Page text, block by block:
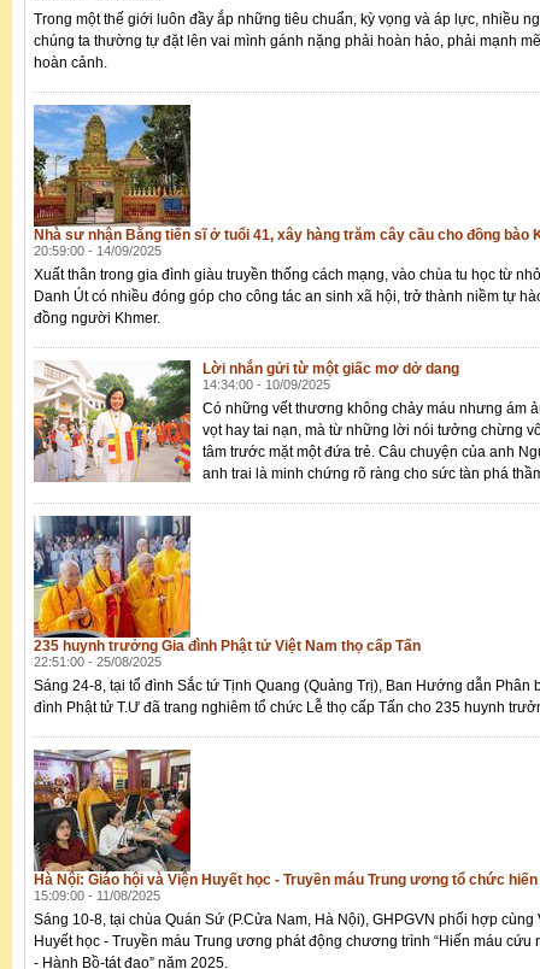
Trong một thế giới luôn đầy ắp những tiêu chuẩn, kỳ vọng và áp lực, nhiều
chúng ta thường tự đặt lên vai mình gánh nặng phải hoàn hảo, phải mạnh
hoàn cảnh.
Nhà sư nhận Bằng tiến sĩ ở tuổi 41, xây hàng trăm cây cầu cho đồng bào
20:59:00 - 14/09/2025
Xuất thân trong gia đình giàu truyền thống cách mạng, vào chùa tu học từ
Danh Út có nhiều đóng góp cho công tác an sinh xã hội, trở thành niềm tự
đồng người Khmer.
Lời nhắn gửi từ một giấc mơ dở dang
14:34:00 - 10/09/2025
Có những vết thương không chảy máu nhưng ám
vọt hay tai nạn, mà từ những lời nói tưởng chừng
tâm trước mặt một đứa trẻ. Câu chuyện của anh
anh trai là minh chứng rõ ràng cho sức tàn phá
235 huynh trưởng Gia đình Phật tử Việt Nam thọ cấp Tấn
22:51:00 - 25/08/2025
Sáng 24-8, tại tổ đình Sắc tứ Tịnh Quang (Quảng Trị), Ban Hướng dẫn Phân
đình Phật tử T.Ư đã trang nghiêm tổ chức Lễ thọ cấp Tấn cho 235 huynh
Hà Nội: Giáo hội và Viện Huyết học - Truyền máu Trung ương tổ chức
15:09:00 - 11/08/2025
Sáng 10-8, tại chùa Quán Sứ (P.Cửa Nam, Hà Nội), GHPGVN phối hợp cùng
Huyết học - Truyền máu Trung ương phát động chương trình “Hiến máu cứu
- Hành Bồ-tát đạo” năm 2025.